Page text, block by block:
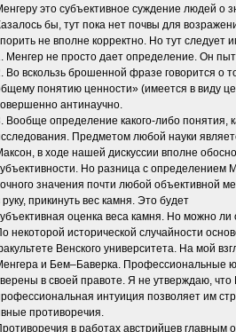
это субъективное суждение людей о
бы, тут пока нет почвы для
не вполне корректно. Но тут следует
Менгер не просто дает определение. Он
Во вскользь брошенной фразе говорится о
понятию ценности» (имеется в виду
антинаучно.
Вообще определение какого-либо понятия,
Предметом любой науки
в ходе нашей дискуссии вполне
Но разница с определением
значения почти любой объективной
руку, прикинуть вес камня. Это будет
оценка веса камня. Но можно
некоторой исторической случайности
Венского университета. На мой
и Бем–Баверка. Профессиональные
в своей правоте. Я не утверждаю,
интуиция позволяет им
противоречия.
в работах австрийцев